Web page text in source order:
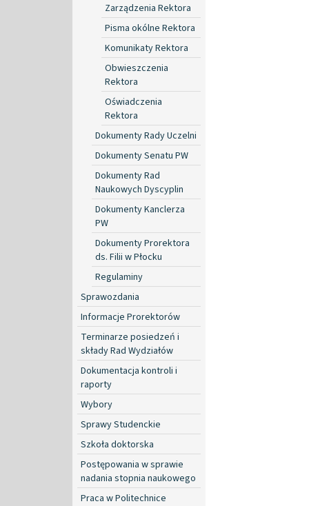
Zarządzenia Rektora
Pisma okólne Rektora
Komunikaty Rektora
Obwieszczenia
Rektora
Oświadczenia
Rektora
Dokumenty Rady Uczelni
Dokumenty Senatu PW
Dokumenty Rad
Naukowych Dyscyplin
Dokumenty Kanclerza
PW
Dokumenty Prorektora
ds. Filii w Płocku
Regulaminy
Sprawozdania
Informacje Prorektorów
Terminarze posiedzeń i
składy Rad Wydziałów
Dokumentacja kontroli i
raporty
Wybory
Sprawy Studenckie
Szkoła doktorska
Postępowania w sprawie
nadania stopnia naukowego
Praca w Politechnice